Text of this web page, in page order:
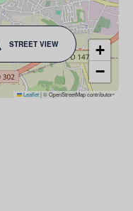
STREET VIEW
+
−
Leaflet|© OpenStreetMap contributors